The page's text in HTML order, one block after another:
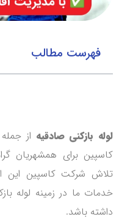
فهرست مطالب
لوله بازکنی صادقیه از
کاسپین برای همشهریان
تلاش شرکت کاسپین
خدمات ما در زمینه لوله
داشته باشد.